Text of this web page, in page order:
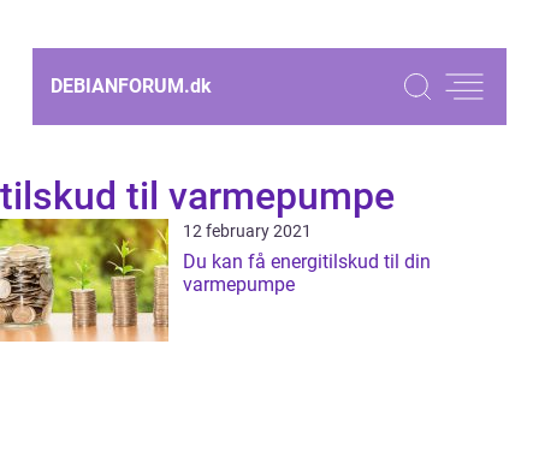
DEBIANFORUM.dk
tilskud til varmepumpe
12 february 2021
Du kan få energitilskud til din
varmepumpe